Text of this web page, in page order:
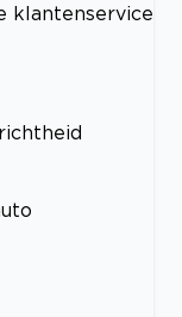
klantenservice